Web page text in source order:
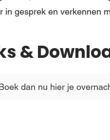
in gesprek en verkennen
&
dan nu hier je